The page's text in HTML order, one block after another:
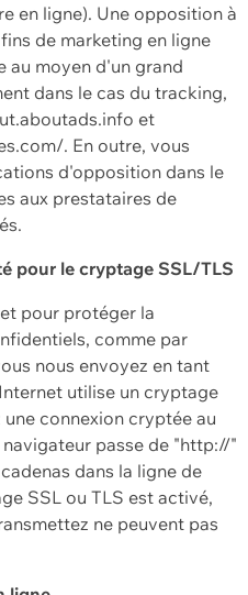
en ligne). Une opposition à
de marketing en ligne
au moyen d'un grand
dans le cas du tracking,
et
. En outre, vous
d'opposition dans le
aux prestataires de
pour le cryptage SSL/TLS
pour protéger la
comme par
nous envoyez en tant
utilise un cryptage
connexion cryptée au
passe de "http://"
dans la ligne de
SSL ou TLS est activé,
ne peuvent pas